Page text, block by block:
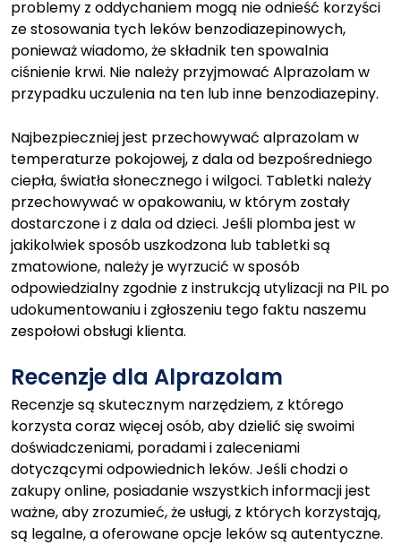
problemy z oddychaniem mogą nie odnieść korzyści
ze stosowania tych leków benzodiazepinowych,
ponieważ wiadomo, że składnik ten spowalnia
ciśnienie krwi. Nie należy przyjmować Alprazolam w
przypadku uczulenia na ten lub inne benzodiazepiny.
Najbezpieczniej jest przechowywać alprazolam w
temperaturze pokojowej, z dala od bezpośredniego
ciepła, światła słonecznego i wilgoci. Tabletki należy
przechowywać w opakowaniu, w którym zostały
dostarczone i z dala od dzieci. Jeśli plomba jest w
jakikolwiek sposób uszkodzona lub tabletki są
zmatowione, należy je wyrzucić w sposób
odpowiedzialny zgodnie z instrukcją utylizacji na PIL po
udokumentowaniu i zgłoszeniu tego faktu naszemu
zespołowi obsługi klienta.
Recenzje dla Alprazolam
Recenzje są skutecznym narzędziem, z którego
korzysta coraz więcej osób, aby dzielić się swoimi
doświadczeniami, poradami i zaleceniami
dotyczącymi odpowiednich leków. Jeśli chodzi o
zakupy online, posiadanie wszystkich informacji jest
ważne, aby zrozumieć, że usługi, z których korzystają,
są legalne, a oferowane opcje leków są autentyczne.